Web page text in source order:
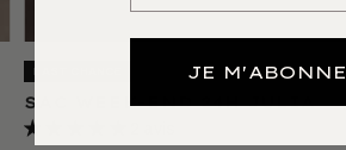
LAST CHANCE
SAC WEEK-END 24H JULIA
JE M'ABONNE